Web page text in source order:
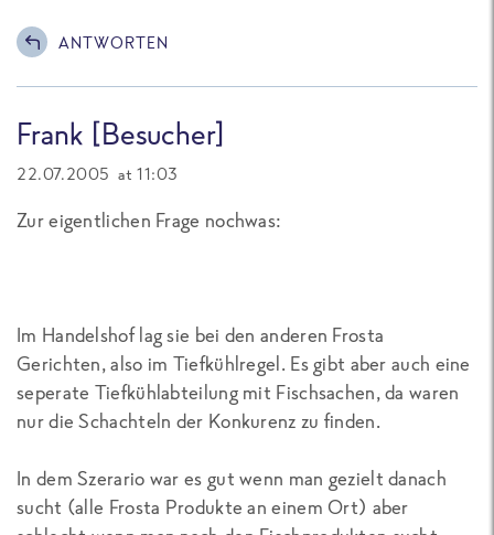
ANTWORTEN
Frank [Besucher]
22.07.2005 at 11:03
Zur eigentlichen Frage nochwas:
Im Handelshof lag sie bei den anderen Frosta
Gerichten, also im Tiefkühlregel. Es gibt aber auch eine
seperate Tiefkühlabteilung mit Fischsachen, da waren
nur die Schachteln der Konkurenz zu finden.
In dem Szerario war es gut wenn man gezielt danach
sucht (alle Frosta Produkte an einem Ort) aber